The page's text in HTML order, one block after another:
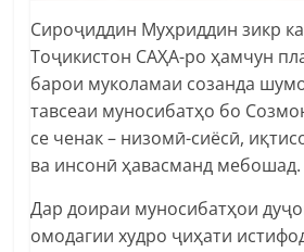
Сироҷиддин Муҳриддин зикр
Тоҷикистон САҲА-ро ҳамчун
барои муколамаи созанда
тавсеаи муносибатҳо бо
се ченак – низомӣ-сиёсӣ,
ва инсонӣ ҳавасманд мебошад.
Дар доираи муносибатҳои
омодагии худро ҷиҳати